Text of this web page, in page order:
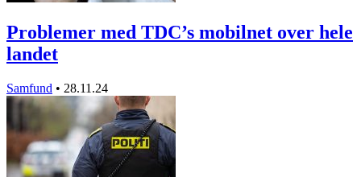
Problemer med TDC’s mobilnet over hele
landet
Samfund • 28.11.24